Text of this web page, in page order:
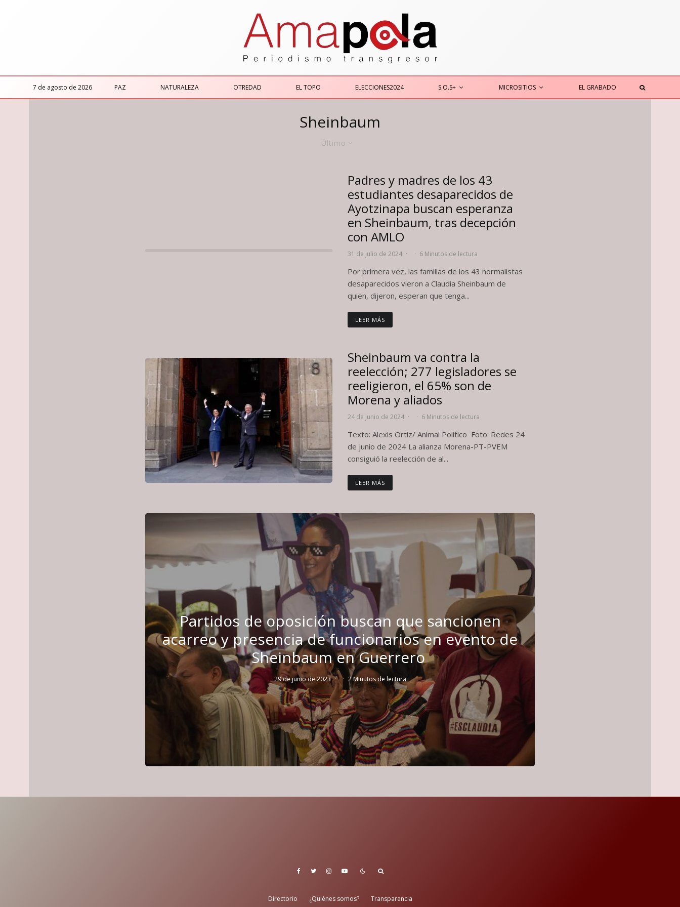
7 de agosto de 2026 PAZ NATURALEZA OTREDAD EL TOPO ELECCIONES2024 S.O.S+ MICROSITIOS EL GRABADO
Sheinbaum
Último
Padres y madres de los 43
estudiantes desaparecidos de
Ayotzinapa buscan esperanza
en Sheinbaum, tras decepción
con AMLO
31 de julio de 2024 · · 6 Minutos de lectura
Por primera vez, las familias de los 43 normalistas
desaparecidos vieron a Claudia Sheinbaum de
quien, dijeron, esperan que tenga...
LEER MÁS
Sheinbaum va contra la
reelección; 277 legisladores se
reeligieron, el 65% son de
Morena y aliados
24 de junio de 2024 · · 6 Minutos de lectura
Texto: Alexis Ortiz/ Animal Político Foto: Redes 24
de junio de 2024 La alianza Morena-PT-PVEM
consiguió la reelección de al...
LEER MÁS
Partidos de oposición buscan que sancionen
acarreo y presencia de funcionarios en evento de
Sheinbaum en Guerrero
29 de junio de 2023 · · 2 Minutos de lectura
Directorio ¿Quiénes somos? Transparencia